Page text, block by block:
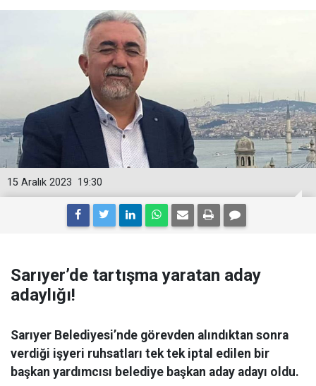
19:30
15 Aralık 2023
Sarıyer’de tartışma yaratan aday
adaylığı!
Sarıyer Belediyesi’nde görevden alındıktan sonra
verdiği işyeri ruhsatları tek tek iptal edilen bir
başkan yardımcısı belediye başkan aday adayı oldu.